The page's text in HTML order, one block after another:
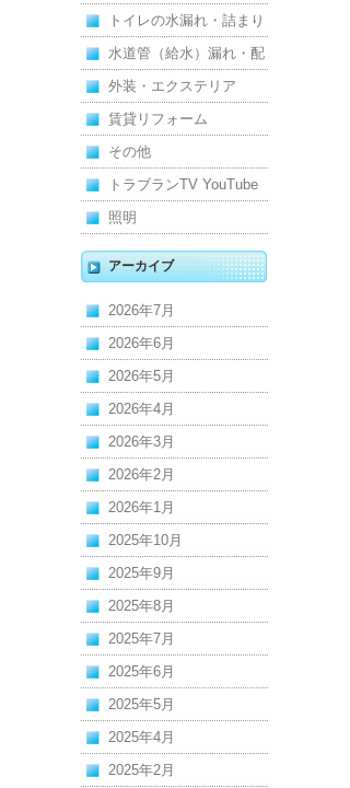
れ
トイレの水漏れ・詰まり
水道管（給水）漏れ・配
管
外装・エクステリア
賃貸リフォーム
その他
トラブランTV YouTube
照明
アーカイブ
2026年7月
2026年6月
2026年5月
2026年4月
2026年3月
2026年2月
2026年1月
2025年10月
2025年9月
2025年8月
2025年7月
2025年6月
2025年5月
2025年4月
2025年2月